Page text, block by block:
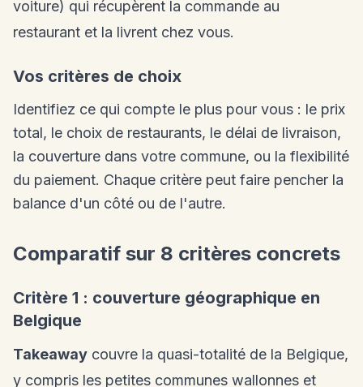
voiture) qui récupèrent la commande au
restaurant et la livrent chez vous.
Vos critères de choix
Identifiez ce qui compte le plus pour vous : le prix
total, le choix de restaurants, le délai de livraison,
la couverture dans votre commune, ou la flexibilité
du paiement. Chaque critère peut faire pencher la
balance d'un côté ou de l'autre.
Comparatif sur 8 critères concrets
Critère 1 : couverture géographique en
Belgique
Takeaway couvre la quasi-totalité de la Belgique,
y compris les petites communes wallonnes et